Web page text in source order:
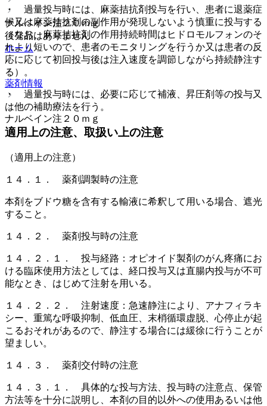
ナルベイン注２０ｍｇ
後発品はありません
ホーム
薬剤情報
ナルベイン注２０ｍｇ
・ 過量投与時には、麻薬拮抗剤投与を行い、患者に退薬症
候又は麻薬拮抗剤の副作用が発現しないよう慎重に投与する
（なお、麻薬拮抗剤の作用持続時間はヒドロモルフォンのそ
れより短いので、患者のモニタリングを行うか又は患者の反
応に応じて初回投与後は注入速度を調節しながら持続静注す
る）。
・ 過量投与時には、必要に応じて補液、昇圧剤等の投与又
は他の補助療法を行う。
適用上の注意、取扱い上の注意
（適用上の注意）
１４．１． 薬剤調製時の注意
本剤をブドウ糖を含有する輸液に希釈して用いる場合、遮光
すること。
１４．２． 薬剤投与時の注意
１４．２．１． 投与経路：オピオイド製剤のがん疼痛にお
ける臨床使用方法としては、経口投与又は直腸内投与が不可
能なとき、はじめて注射を用いる。
１４．２．２． 注射速度：急速静注により、アナフィラキ
シー、重篤な呼吸抑制、低血圧、末梢循環虚脱、心停止が起
こるおそれがあるので、静注する場合には緩徐に行うことが
望ましい。
１４．３． 薬剤交付時の注意
１４．３．１． 具体的な投与方法、投与時の注意点、保管
方法等を十分に説明し、本剤の目的以外への使用あるいは他